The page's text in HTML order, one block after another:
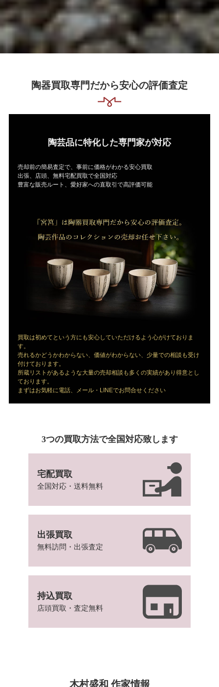
陶器買取専門だから安心の評価査定
陶芸品に特化した専門家が対応
売却前の簡易査定で、事前に価格がわかる安心買取
出張、店頭、無料宅配買取で全国対応
豊富な販売ルート、愛好家への直取引で高評価可能
買取は初めてという方にも安心していただけるよう心がけておりま
す。
売れるかどうかわからない、価値がわからない、少量での相談も受け
付けております。
所蔵リストがあるような大量の売却相談も多くの実績があり得意とし
ております。
まずはお気軽に電話、メール・LINEでお問合せください
3つの買取方法で全国対応致します
宅配買取
全国対応・送料無料
出張買取
無料訪問・出張査定
持込買取
店頭買取・査定無料
木村盛和 作家情報